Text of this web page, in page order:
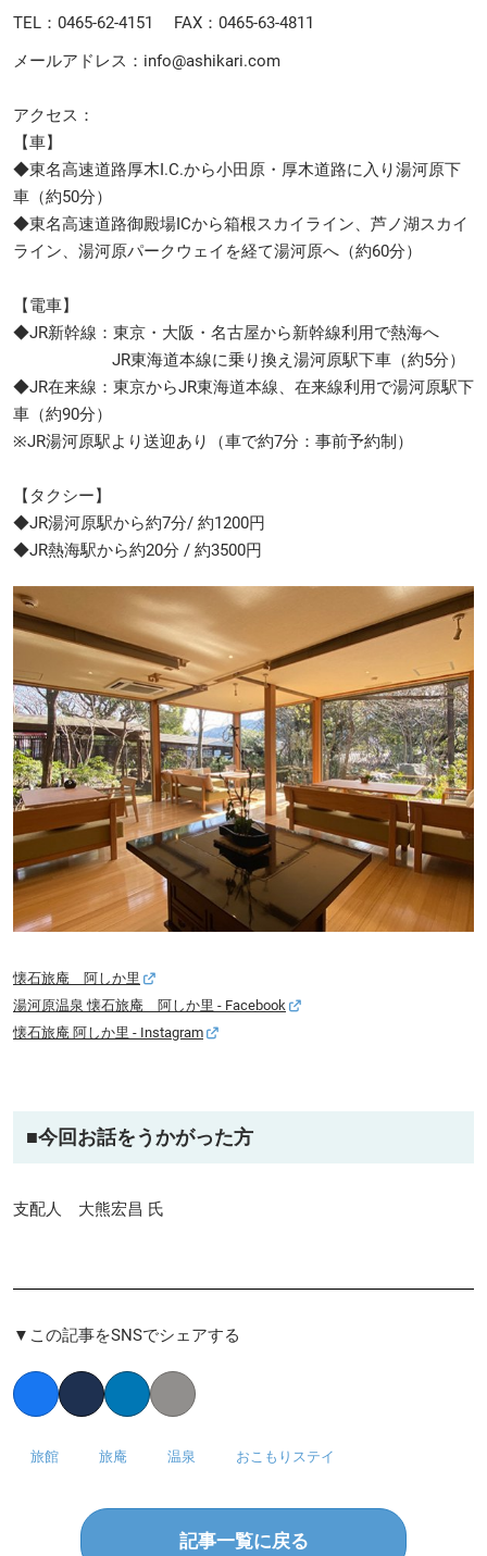
TEL：0465-62-4151 FAX：0465-63-4811
メールアドレス：info@ashikari.com
アクセス：
【車】
◆東名高速道路厚木I.C.から小田原・厚木道路に入り湯河原下
車（約50分）
◆東名高速道路御殿場ICから箱根スカイライン、芦ノ湖スカイ
ライン、湯河原パークウェイを経て湯河原へ（約60分）
【電車】
◆JR新幹線：東京・大阪・名古屋から新幹線利用で熱海へ
JR東海道本線に乗り換え湯河原駅下車（約5分）
◆JR在来線：東京からJR東海道本線、在来線利用で湯河原駅下
車（約90分）
※JR湯河原駅より送迎あり（車で約7分：事前予約制）
【タクシー】
◆JR湯河原駅から約7分/ 約1200円
◆JR熱海駅から約20分 / 約3500円
懐石旅庵 阿しか里
湯河原温泉 懐石旅庵 阿しか里 - Facebook
懐石旅庵 阿しか里 - Instagram
■今回お話をうかがった方
支配人 大熊宏昌 氏
▼この記事をSNSでシェアする
FacebookTwitterLinkedInCopy link
旅館 旅庵 温泉 おこもりステイ
記事一覧に戻る